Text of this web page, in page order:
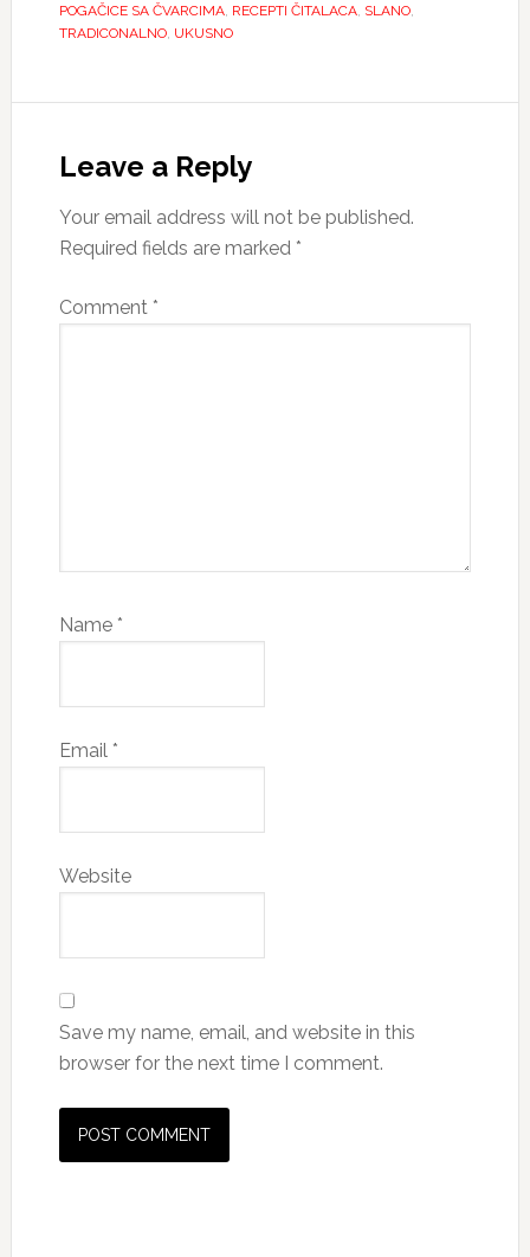
POGAČICE SA ČVARCIMA, RECEPTI ČITALACA, SLANO,
TRADICONALNO, UKUSNO
Interactions
Leave a Reply
Your email address will not be published.
Required fields are marked *
Comment *
Name *
Email *
Website
Save my name, email, and website in this
browser for the next time I comment.